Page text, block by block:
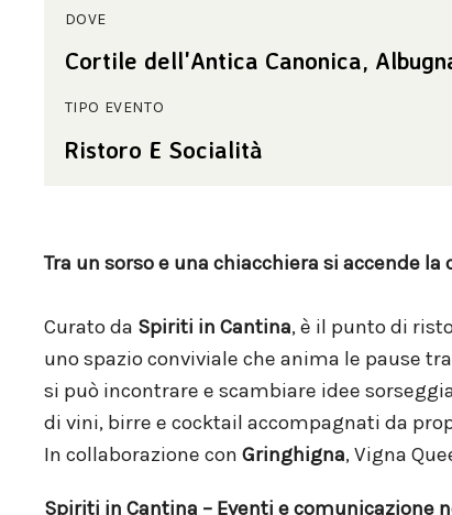
DOVE
Cortile dell'Antica Canonica,
TIPO EVENTO
Ristoro E Socialità
Tra un sorso e una chiacchiera si accende la
Curato da Spiriti in Cantina, è il punto di
uno spazio conviviale che anima le pause
si può incontrare e scambiare idee
di vini, birre e cocktail accompagnati da
In collaborazione con Gringhigna, Vigna
Spiriti in Cantina – Eventi e comunicazione